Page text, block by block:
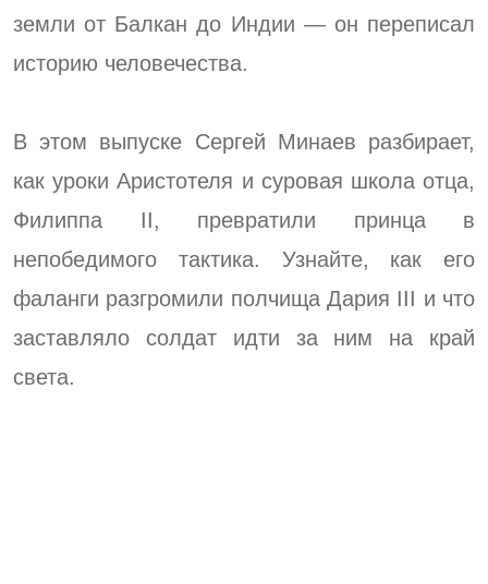
земли от Балкан до Индии — он переписал
историю человечества.
В этом выпуске Сергей Минаев разбирает,
как уроки Аристотеля и суровая школа отца,
Филиппа II, превратили принца в
непобедимого тактика. Узнайте, как его
фаланги разгромили полчища Дария III и что
заставляло солдат идти за ним на край
света.